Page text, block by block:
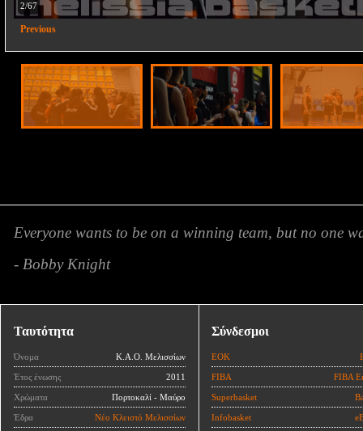
2/67
Previous
Everyone wants to be on a winning team, but no one
- Bobby Knight
Ταυτότητα
Όνομα Κ.Α.Ο. Μελισσίων
Έτος ένωσης 2011
Χρώματα Πορτοκαλί - Μαύρο
Έδρα Νέο Κλειστό Μελισσίων
Σύνδεσμοι
ΕΟΚ
FIBA FIBA
Superbasket
Infobasket